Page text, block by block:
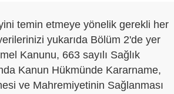
temin etmeye yönelik gerekli her
yukarıda Bölüm 2'de yer
Kanunu, 663 sayılı Sağlık
Kanun Hükmünde Kararname,
ve Mahremiyetinin Sağlanması